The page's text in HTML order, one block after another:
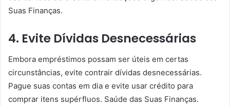
Suas Finanças.
4. Evite Dívidas Desnecessárias
Embora empréstimos possam ser úteis em certas
circunstâncias, evite contrair dívidas desnecessárias.
Pague suas contas em dia e evite usar crédito para
comprar itens supérfluos. Saúde das Suas Finanças.